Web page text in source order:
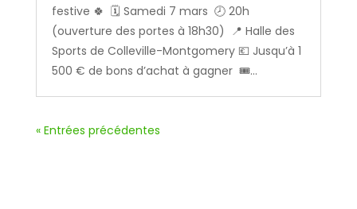
festive 🍀 🗓️ Samedi 7 mars 🕗 20h
(ouverture des portes à 18h30) 📍 Halle des
Sports de Colleville-Montgomery 💶 Jusqu’à 1
500 € de bons d’achat à gagner 🎟️...
« Entrées précédentes